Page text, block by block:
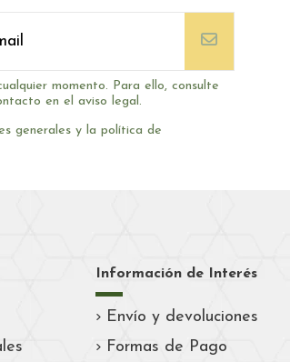
momento. Para ello, consulte
en el aviso legal.
generales y la política de
Información de Interés
Envío y devoluciones
Formas de Pago